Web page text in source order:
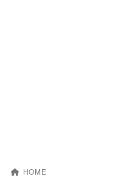
HOME